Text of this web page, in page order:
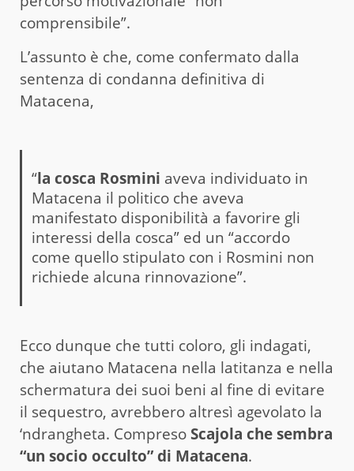
comprensibile”.
L’assunto è che, come confermato dalla
sentenza di condanna definitiva di
Matacena,
“la cosca Rosmini aveva individuato in
Matacena il politico che aveva
manifestato disponibilità a favorire gli
interessi della cosca” ed un “accordo
come quello stipulato con i Rosmini non
richiede alcuna rinnovazione”.
Ecco dunque che tutti coloro, gli indagati,
che aiutano Matacena nella latitanza e nella
schermatura dei suoi beni al fine di evitare
il sequestro, avrebbero altresì agevolato la
‘ndrangheta. Compreso Scajola che sembra
“un socio occulto” di Matacena.